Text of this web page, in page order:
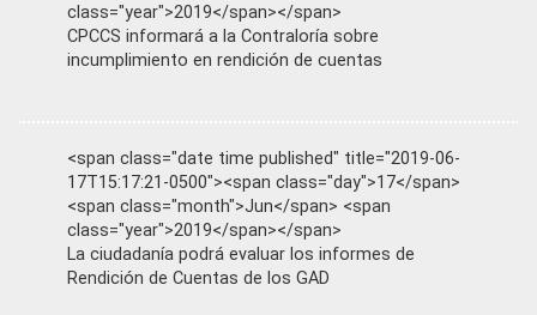
class="year">2019</span></span>
CPCCS informará a la Contraloría sobre
incumplimiento en rendición de cuentas
<span class="date time published" title="2019-06-
17T15:17:21-0500"><span class="day">17</span>
<span class="month">Jun</span> <span
class="year">2019</span></span>
La ciudadanía podrá evaluar los informes de
Rendición de Cuentas de los GAD